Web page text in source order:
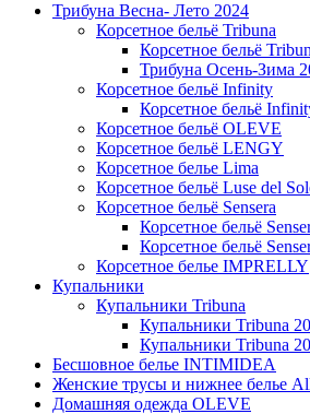
Трибуна Весна- Лето 2024
Корсетное бельё Tribuna
Корсетное бельё
Трибуна Осень-Зима
Корсетное бельё Infinity
Корсетное бельё
Корсетное бельё OLEVE
Корсетное бельё LENGY
Корсетное белье Lima
Корсетное бельё Luse del
Корсетное бельё Sensera
Корсетное бельё
Корсетное бельё
Корсетное белье IMPRELLY
Купальники
Купальники Tribuna
Купальники Tribuna
Купальники Tribuna
Бесшовное белье INTIMIDEA
Женские трусы и нижнее белье
Домашняя одежда OLEVE